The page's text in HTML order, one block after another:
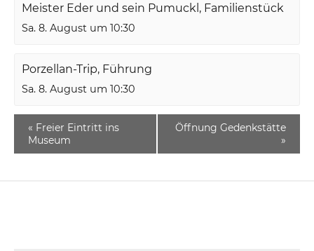
Meister Eder und sein Pumuckl, Familienstück
Sa. 8. August um 10:30
Porzellan-Trip, Führung
Sa. 8. August um 10:30
« Freier Eintritt ins
Museum
Öffnung Gedenkstätte
»